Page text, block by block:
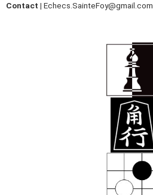
Contact | Echecs.SainteFoy@gmail.com